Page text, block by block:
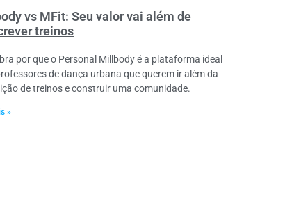
vs MFit: Seu valor vai além de
treinos
por que o Personal Millbody é a plataforma ideal
de dança urbana que querem ir além da
de treinos e construir uma comunidade.
»